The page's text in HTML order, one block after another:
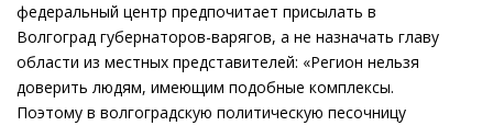
федеральный центр предпочитает присылать в
Волгоград губернаторов-варягов, а не назначать главу
области из местных представителей: «Регион нельзя
доверить людям, имеющим подобные комплексы.
Поэтому в волгоградскую политическую песочницу